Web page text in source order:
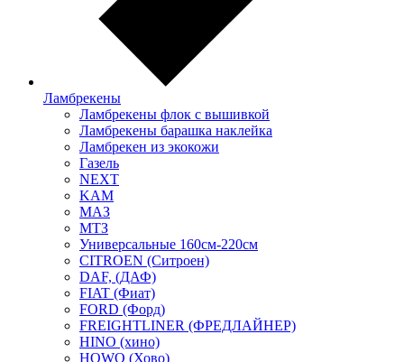
Ламбрекены
Ламбрекены флок с вышивкой
Ламбрекены барашка наклейка
Ламбрекен из экокожи
Газель
NEXT
KAM
МАЗ
МТЗ
Универсальные 160см-220см
CITROEN (Ситроен)
DAF, (ДАФ)
FIAT (Фиат)
FORD (Форд)
FREIGHTLINER (ФРЕДЛАЙНЕР)
HINO (хино)
HOWO (Хово)